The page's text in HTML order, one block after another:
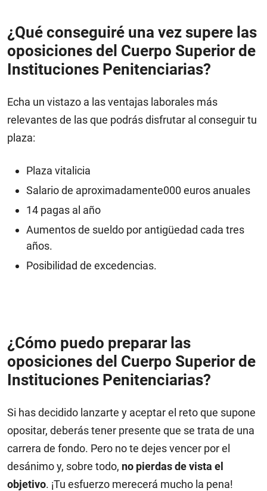
¿Qué conseguiré una vez supere las
oposiciones del Cuerpo Superior de
Instituciones Penitenciarias?
Echa un vistazo a las ventajas laborales más
relevantes de las que podrás disfrutar al conseguir tu
plaza:
Plaza vitalicia
Salario de aproximadamente000 euros anuales
14 pagas al año
Aumentos de sueldo por antigüedad cada tres
años.
Posibilidad de excedencias.
¿Cómo puedo preparar las
oposiciones del Cuerpo Superior de
Instituciones Penitenciarias?
Si has decidido lanzarte y aceptar el reto que supone
opositar, deberás tener presente que se trata de una
carrera de fondo. Pero no te dejes vencer por el
desánimo y, sobre todo, no pierdas de vista el
objetivo. ¡Tu esfuerzo merecerá mucho la pena!